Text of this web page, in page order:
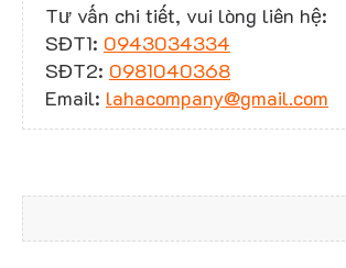
Tư vấn chi tiết, vui lòng liên hệ:
SĐT1: 0943034334
SĐT2: 0981040368
Email: lahacompany@gmail.com